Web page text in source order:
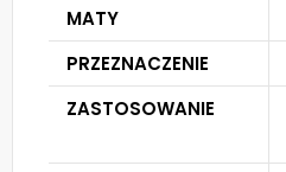
MATY
PRZEZNACZENIE
ZASTOSOWANIE